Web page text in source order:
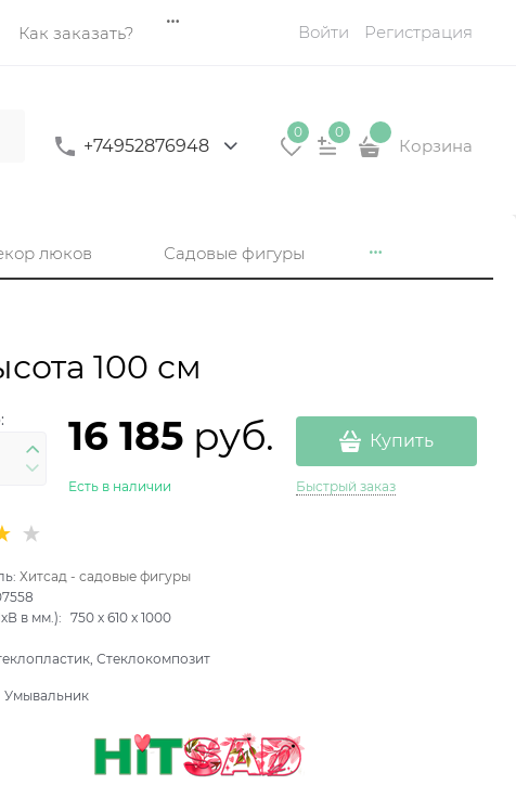
Как заказать? Войти Регистрация
+74952876948
0 0
Корзина
люков Садовые фигуры
100 см
16 185 руб.
Есть в наличии
Купить
Быстрый заказ
Хитсад - садовые фигуры
в мм.):
750 x610 x1000
Стеклокомпозит
Умывальник